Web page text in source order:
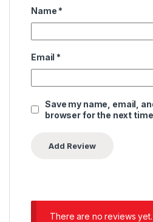
Name *
Email *
Save my name, email,
browser for the next
There are no reviews yet.